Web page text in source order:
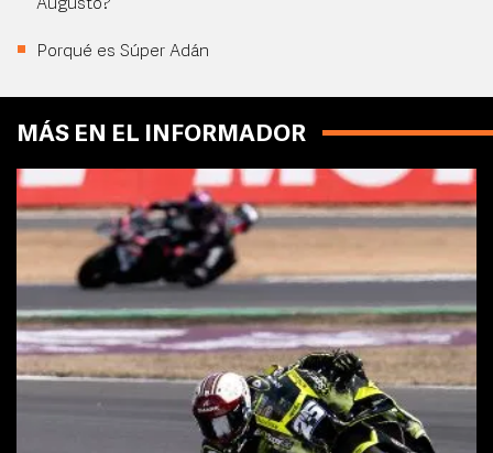
Augusto?
Porqué es Súper Adán
MÁS EN EL INFORMADOR